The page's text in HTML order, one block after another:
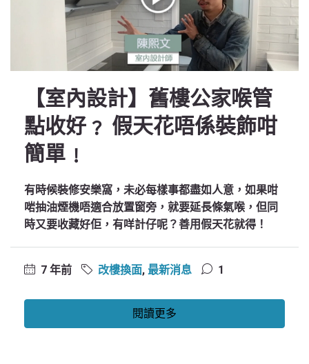
【室內設計】舊樓公家喉管
點收好﹖ 假天花唔係裝飾咁
簡單﹗
有時候裝修安樂窩，未必每樣事都盡如人意，如果咁
啱抽油煙機唔適合放置窗旁，就要延長條氣喉，但同
時又要收藏好佢，有咩計仔呢？善用假天花就得！
7 年前 改樓換面, 最新消息 1
閱讀更多